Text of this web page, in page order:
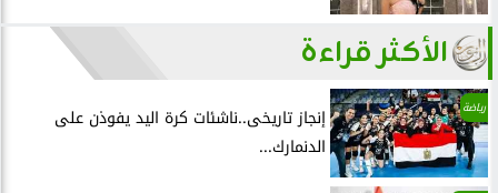
الأكثر قراءة
رياضة
إنجاز تاريخى..ناشئات كرة اليد يفوذن على
الدنمارك...